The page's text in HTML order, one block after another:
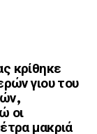
κρίθηκε
γιου του
οι
μακριά